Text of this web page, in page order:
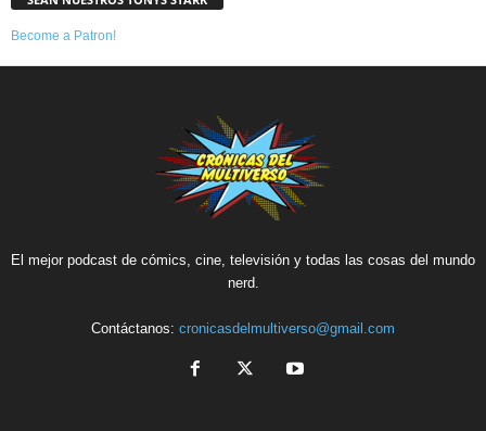
Become a Patron!
El mejor podcast de cómics, cine, televisión y todas las cosas del mundo
nerd.
Contáctanos: cronicasdelmultiverso@gmail.com